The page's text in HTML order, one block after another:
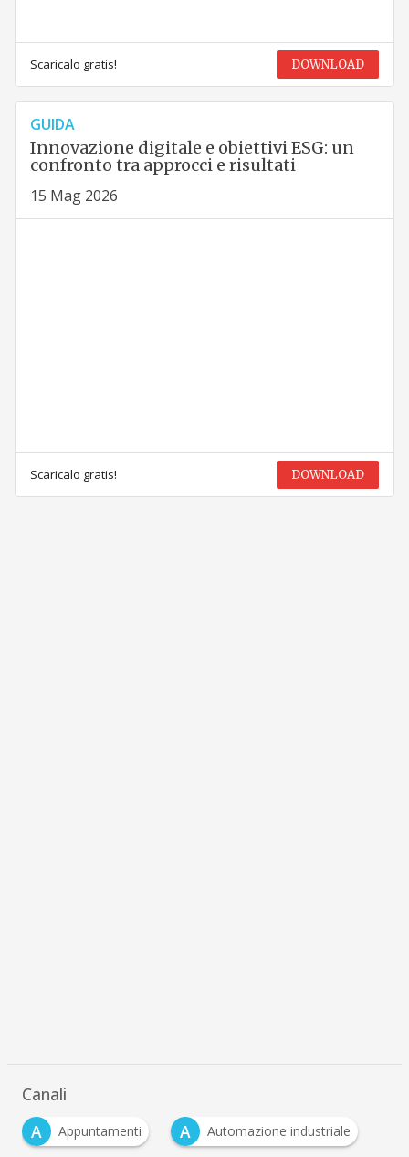
Scaricalo gratis! DOWNLOAD
GUIDA
Innovazione digitale e obiettivi ESG: un
confronto tra approcci e risultati
15 Mag 2026
Scaricalo gratis! DOWNLOAD
Canali
A
Appuntamenti A
Automazione industriale